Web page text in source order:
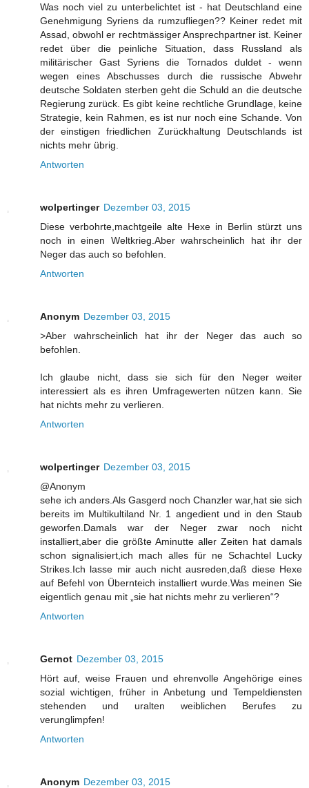
Was noch viel zu unterbelichtet ist - hat Deutschland eine
Genehmigung Syriens da rumzufliegen?? Keiner redet mit
Assad, obwohl er rechtmässiger Ansprechpartner ist. Keiner
redet über die peinliche Situation, dass Russland als
militärischer Gast Syriens die Tornados duldet - wenn
wegen eines Abschusses durch die russische Abwehr
deutsche Soldaten sterben geht die Schuld an die deutsche
Regierung zurück. Es gibt keine rechtliche Grundlage, keine
Strategie, kein Rahmen, es ist nur noch eine Schande. Von
der einstigen friedlichen Zurückhaltung Deutschlands ist
nichts mehr übrig.
Antworten
wolpertinger Dezember 03, 2015
Diese verbohrte,machtgeile alte Hexe in Berlin stürzt uns
noch in einen Weltkrieg.Aber wahrscheinlich hat ihr der
Neger das auch so befohlen.
Antworten
Anonym Dezember 03, 2015
>Aber wahrscheinlich hat ihr der Neger das auch so
befohlen.
Ich glaube nicht, dass sie sich für den Neger weiter
interessiert als es ihren Umfragewerten nützen kann. Sie
hat nichts mehr zu verlieren.
Antworten
wolpertinger Dezember 03, 2015
@Anonym
sehe ich anders.Als Gasgerd noch Chanzler war,hat sie sich
bereits im Multikultiland Nr. 1 angedient und in den Staub
geworfen.Damals war der Neger zwar noch nicht
installiert,aber die größte Aminutte aller Zeiten hat damals
schon signalisiert,ich mach alles für ne Schachtel Lucky
Strikes.Ich lasse mir auch nicht ausreden,daß diese Hexe
auf Befehl von Übernteich installiert wurde.Was meinen Sie
eigentlich genau mit „sie hat nichts mehr zu verlieren“?
Antworten
Gernot Dezember 03, 2015
Hört auf, weise Frauen und ehrenvolle Angehörige eines
sozial wichtigen, früher in Anbetung und Tempeldiensten
stehenden und uralten weiblichen Berufes zu
verunglimpfen!
Antworten
Anonym Dezember 03, 2015